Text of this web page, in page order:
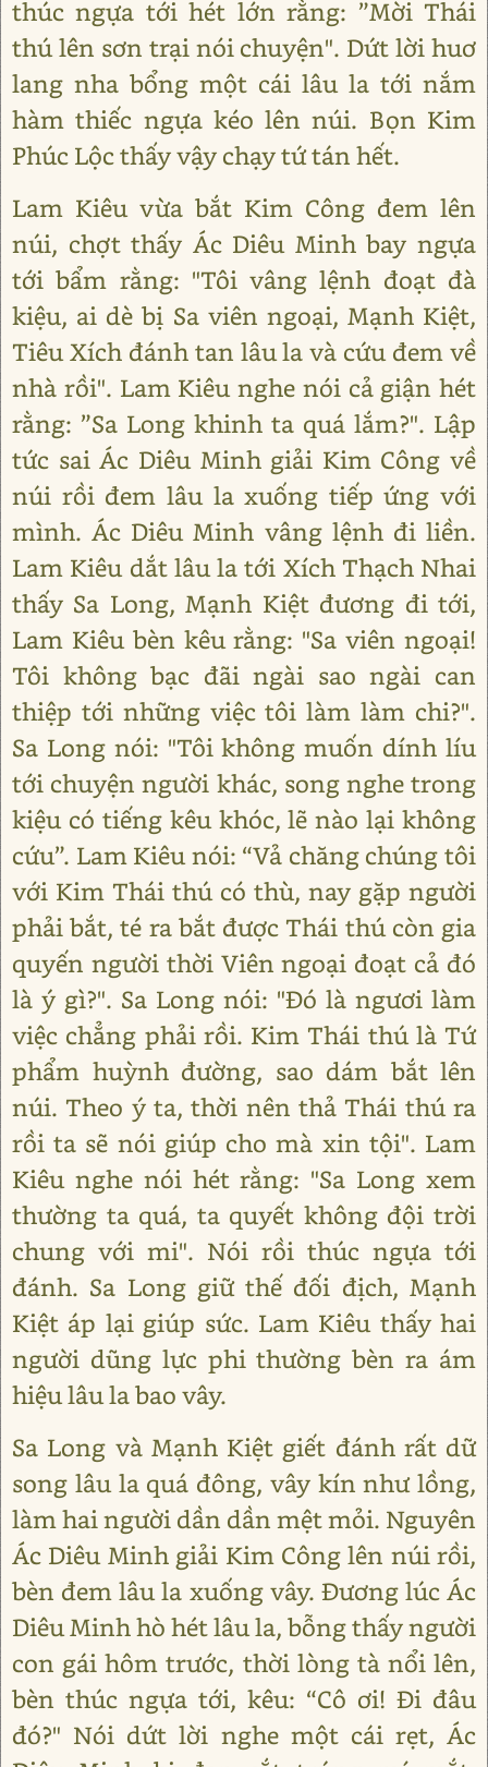
thúc ngựa tới hét lớn rằng: ”Mời Thái
thú lên sơn trại nói chuyện". Dứt lời huơ
lang nha bổng một cái lâu la tới nắm
hàm thiếc ngựa kéo lên núi. Bọn Kim
Phúc Lộc thấy vậy chạy tứ tán hết.
Lam Kiêu vừa bắt Kim Công đem lên
núi, chợt thấy Ác Diêu Minh bay ngựa
tới bẩm rằng: "Tôi vâng lệnh đoạt đà
kiệu, ai dè bị Sa viên ngoại, Mạnh Kiệt,
Tiêu Xích đánh tan lâu la và cứu đem về
nhà rồi". Lam Kiêu nghe nói cả giận hét
rằng: ”Sa Long khinh ta quá lắm?". Lập
tức sai Ác Diêu Minh giải Kim Công về
núi rồi đem lâu la xuống tiếp ứng với
mình. Ác Diêu Minh vâng lệnh đi liền.
Lam Kiêu dắt lâu la tới Xích Thạch Nhai
thấy Sa Long, Mạnh Kiệt đương đi tới,
Lam Kiêu bèn kêu rằng: "Sa viên ngoại!
Tôi không bạc đãi ngài sao ngài can
thiệp tới những việc tôi làm làm chi?".
Sa Long nói: "Tôi không muốn dính líu
tới chuyện người khác, song nghe trong
kiệu có tiếng kêu khóc, lẽ nào lại không
cứu”. Lam Kiêu nói: “Vả chăng chúng tôi
với Kim Thái thú có thù, nay gặp người
phải bắt, té ra bắt được Thái thú còn gia
quyến người thời Viên ngoại đoạt cả đó
là ý gì?". Sa Long nói: "Đó là ngươi làm
việc chẳng phải rồi. Kim Thái thú là Tứ
phẩm huỳnh đường, sao dám bắt lên
núi. Theo ý ta, thời nên thả Thái thú ra
rồi ta sẽ nói giúp cho mà xin tội". Lam
Kiêu nghe nói hét rằng: "Sa Long xem
thường ta quá, ta quyết không đội trời
chung với mi". Nói rồi thúc ngựa tới
đánh. Sa Long giữ thế đối địch, Mạnh
Kiệt áp lại giúp sức. Lam Kiêu thấy hai
người dũng lực phi thường bèn ra ám
hiệu lâu la bao vây.
Sa Long và Mạnh Kiệt giết đánh rất dữ
song lâu la quá đông, vây kín như lồng,
làm hai người dần dần mệt mỏi. Nguyên
Ác Diêu Minh giải Kim Công lên núi rồi,
bèn đem lâu la xuống vây. Đương lúc Ác
Diêu Minh hò hét lâu la, bỗng thấy người
con gái hôm trước, thời lòng tà nổi lên,
bèn thúc ngựa tới, kêu: “Cô ơi! Đi đâu
đó?" Nói dứt lời nghe một cái rẹt, Ác